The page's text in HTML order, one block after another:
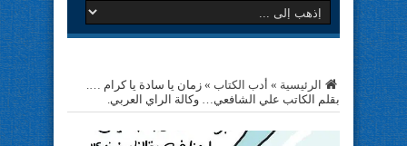
الرئيسية » أدب الكتاب » زمان يا سادة يا كرام ….
بقلم الكاتب علي الشافعي… وكالة الراي العربي.